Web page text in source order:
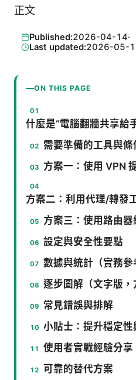
正文
Published:2026-04-14·
Last updated:2026-05-
ON THIS PAGE
什麼是“電腦翻牆共享給
需要準備的工具與條
方案一：使用 VPN
方案二：利用代理/轉發
方案三：使用路由器
設定與安全性要點
數據與統計（實務參
逐步圖解（文字版，
常見錯誤與排解
小貼士：提升穩定
使用者實戰經驗分享
可靠的替代方案